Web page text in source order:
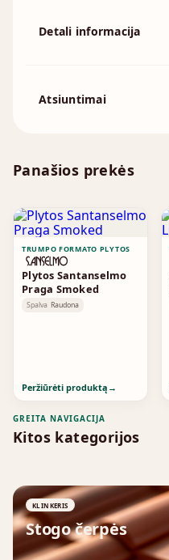
Panašios prekės
TRUMPO FORMATO PLYTOS
Plytos Santanselmo
Praga Smoked
Spalva Raudona
Peržiūrėti produktą →
Detali informacija
Atsiuntimai
GREITA NAVIGACIJA
Kitos kategorijos
KLINKERIS
Stogo čerpės
↗